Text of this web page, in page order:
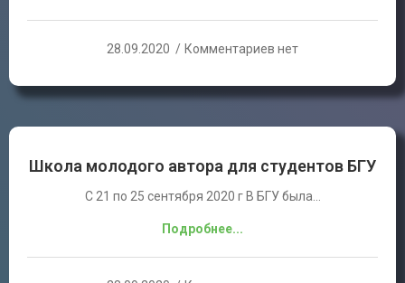
28.09.2020 Комментариев нет
Школа молодого автора для студентов БГУ
С 21 по 25 сентября 2020 г В БГУ была…
Подробнее...